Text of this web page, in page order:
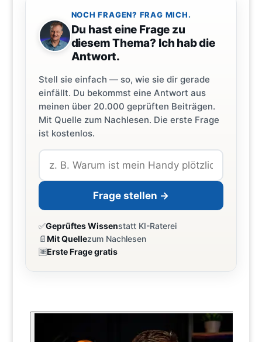
NOCH FRAGEN? FRAG MICH.
Du hast eine Frage zu
diesem Thema? Ich hab die
Antwort.
Stell sie einfach — so, wie sie dir gerade
einfällt. Du bekommst eine Antwort aus
meinen über 20.000 geprüften Beiträgen.
Mit Quelle zum Nachlesen. Die erste Frage
ist kostenlos.
Frage stellen →
✅Geprüftes Wissenstatt KI-Raterei
📄Mit Quellezum Nachlesen
🆓Erste Frage gratis